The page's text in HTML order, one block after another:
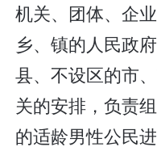
机关、团体、企
乡、镇的人民政
县、不设区的市
关的安排，负责
的适龄男性公民